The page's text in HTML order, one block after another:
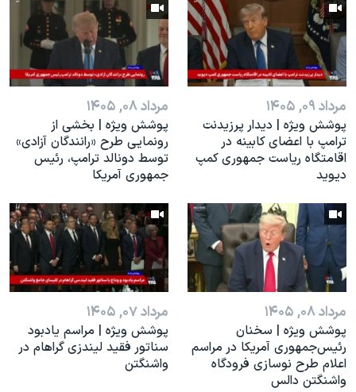
مرداد ۰۹, ۱۴۰۵
پوشش ویژه | دیدار پرزیدنت
ترامپ با اعضای کابینه در
اقامتگاه ریاست جمهوری کمپ
دیوید
مرداد ۰۸, ۱۴۰۵
پوشش ویژه | بخشی از
رونمایی طرح «رانندگان آزادی»
توسط دونالد ترامپ، رئیس
جمهوری آمریکا
مرداد ۰۸, ۱۴۰۵
پوشش ویژه | سخنان
رئيس‌جمهوری آمریکا در مراسم
اعلام طرح نوسازی فرودگاه
واشنگتن دالس
مرداد ۰۷, ۱۴۰۵
پوشش ویژه | مراسم یادبود
سناتور فقید لیندزی گراهام در
واشنگتن